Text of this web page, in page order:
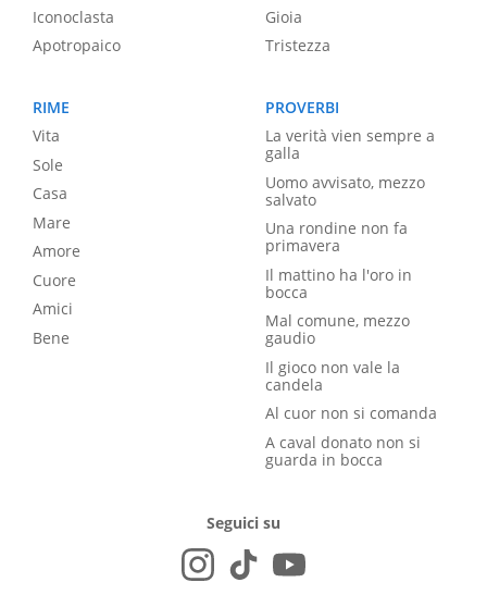
Iconoclasta
Apotropaico
Gioia
Tristezza
RIME
Vita
Sole
Casa
Mare
Amore
Cuore
Amici
Bene
PROVERBI
La verità vien sempre a
galla
Uomo avvisato, mezzo
salvato
Una rondine non fa
primavera
Il mattino ha l'oro in
bocca
Mal comune, mezzo
gaudio
Il gioco non vale la
candela
Al cuor non si comanda
A caval donato non si
guarda in bocca
Seguici su